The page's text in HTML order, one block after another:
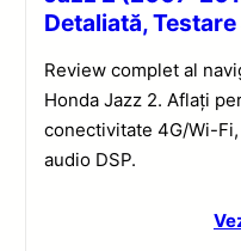
Detaliată,
Review complet al
Honda Jazz 2. Aflați
conectivitate 4G/Wi-
audio DSP.